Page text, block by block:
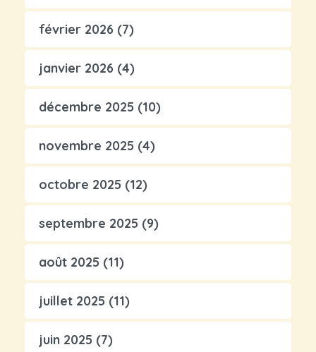
février 2026 (7)
janvier 2026 (4)
décembre 2025 (10)
novembre 2025 (4)
octobre 2025 (12)
septembre 2025 (9)
août 2025 (11)
juillet 2025 (11)
juin 2025 (7)